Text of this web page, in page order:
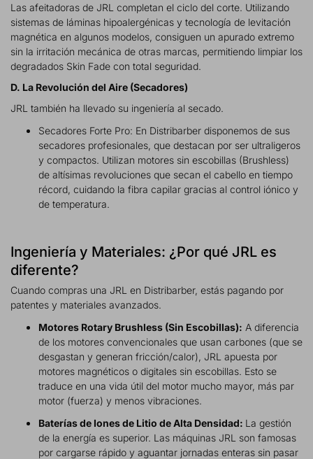
Las afeitadoras de JRL completan el ciclo del corte. Utilizando
sistemas de láminas hipoalergénicas y tecnología de levitación
magnética en algunos modelos, consiguen un apurado extremo
sin la irritación mecánica de otras marcas, permitiendo limpiar los
degradados Skin Fade con total seguridad.
D. La Revolución del Aire (Secadores)
JRL también ha llevado su ingeniería al secado.
Secadores Forte Pro: En Distribarber disponemos de sus
secadores profesionales, que destacan por ser ultraligeros
y compactos. Utilizan motores sin escobillas (Brushless)
de altísimas revoluciones que secan el cabello en tiempo
récord, cuidando la fibra capilar gracias al control iónico y
de temperatura.
Ingeniería y Materiales: ¿Por qué JRL es
diferente?
Cuando compras una JRL en Distribarber, estás pagando por
patentes y materiales avanzados.
Motores Rotary Brushless (Sin Escobillas): A diferencia
de los motores convencionales que usan carbones (que se
desgastan y generan fricción/calor), JRL apuesta por
motores magnéticos o digitales sin escobillas. Esto se
traduce en una vida útil del motor mucho mayor, más par
motor (fuerza) y menos vibraciones.
Baterías de Iones de Litio de Alta Densidad: La gestión
de la energía es superior. Las máquinas JRL son famosas
por cargarse rápido y aguantar jornadas enteras sin pasar